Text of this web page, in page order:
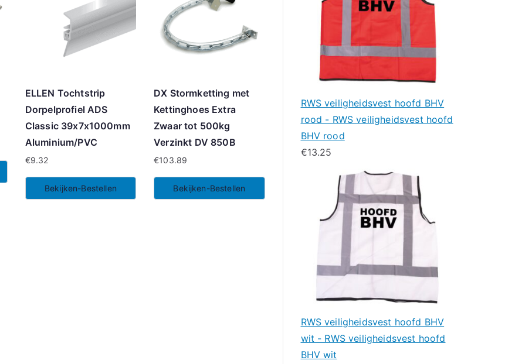
ELLEN Tochtstrip
Dorpelprofiel ADS
Classic 39x7x1000mm
Aluminium/PVC
€9.32
Bekijken-Bestellen
DX Stormketting met
Kettinghoes Extra
Zwaar tot 500kg
Verzinkt DV 850B
€103.89
Bekijken-Bestellen
RWS veiligheidsvest hoofd BHV
rood - RWS veiligheidsvest hoofd
BHV rood
€13.25
RWS veiligheidsvest hoofd BHV
wit - RWS veiligheidsvest hoofd
BHV wit